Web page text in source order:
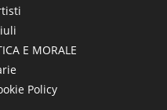
E MORALE
Policy